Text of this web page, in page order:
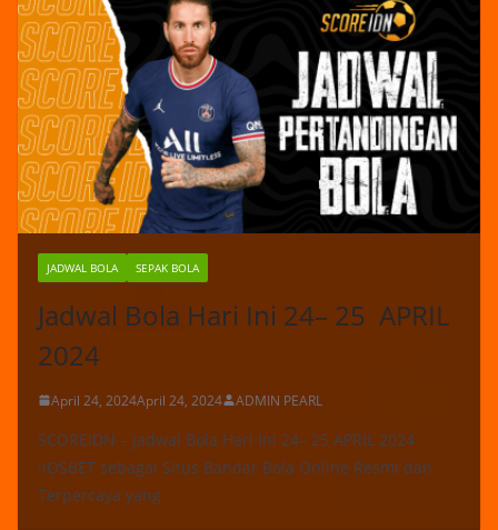
JADWAL BOLA SEPAK BOLA
Jadwal Bola Hari Ini 24– 25 APRIL
2024
April 24, 2024April 24, 2024 ADMIN PEARL
SCOREIDN – Jadwal Bola Hari Ini 24– 25 APRIL 2024
:IOSBET sebagai Situs Bandar Bola Online Resmi dan
Terpercaya yang